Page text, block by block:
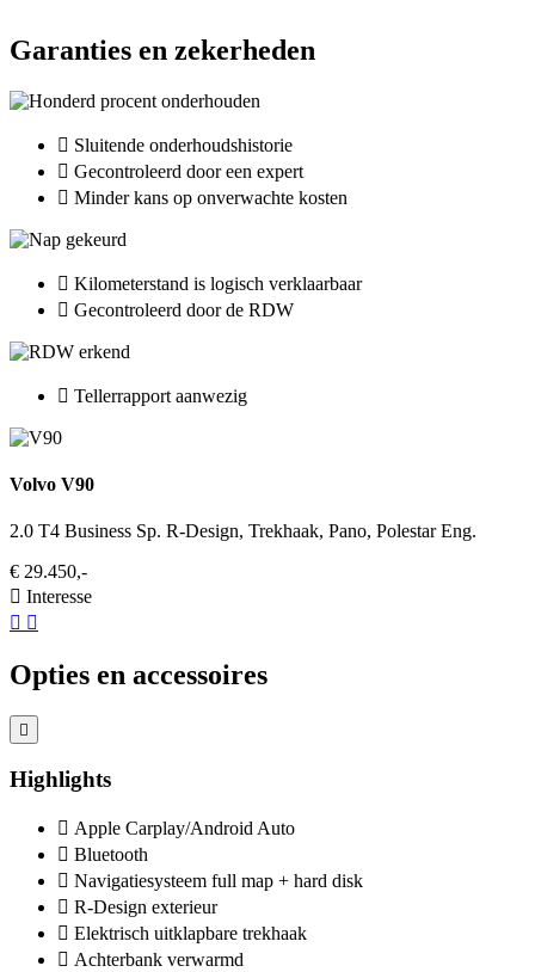
Garanties en zekerheden
Sluitende onderhoudshistorie
Gecontroleerd door een expert
Minder kans op onverwachte kosten
Kilometerstand is logisch verklaarbaar
Gecontroleerd door de RDW
Tellerrapport aanwezig
Volvo V90
2.0 T4 Business Sp. R-Design, Trekhaak, Pano, Polestar Eng.
€ 29.450,-
Interesse
Opties en accessoires
Highlights
Apple Carplay/Android Auto
Bluetooth
Navigatiesysteem full map + hard disk
R-Design exterieur
Elektrisch uitklapbare trekhaak
Achterbank verwarmd